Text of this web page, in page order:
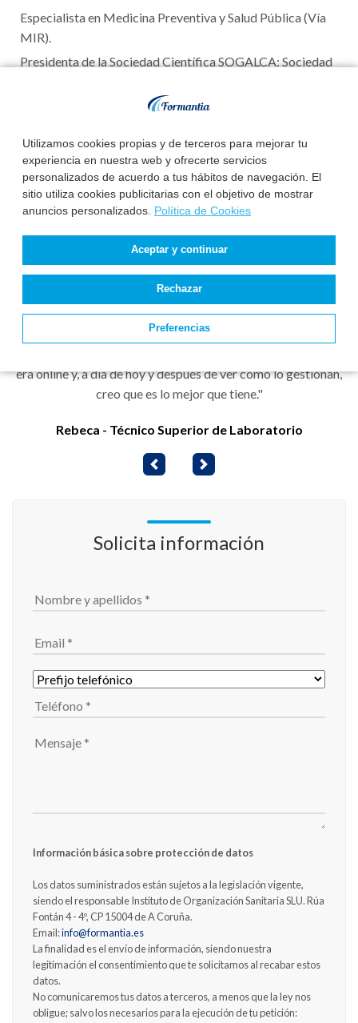
Utilizamos cookies propias y de terceros para mejorar tu
experiencia en nuestra web y ofrecerte servicios
personalizados de acuerdo a tus hábitos de navegación. El
sitio utiliza cookies publicitarias con el objetivo de mostrar
anuncios personalizados. Política de Cookies
Aceptar y continuar
Rechazar
Preferencias
Especialista en Medicina Preventiva y Salud Pública (Vía
MIR).
Presidenta de la Sociedad Científica SOGALCA: Sociedad
Leer más
Testimonios
"Me gusta mucho porque tú marcas tus tiempos y siempre te
solucionan las dudas. Lo que menos me gusta es que algunos
temas son más largos y complicados que otros y requerirían
era online y, a día de hoy y después de ver cómo lo gestionan,
creo que es lo mejor que tiene."
Rebeca - Técnico Superior de Laboratorio
PreviousNext
Solicita información
Información básica sobre protección de datos
Los datos suministrados están sujetos a la legislación vigente,
siendo el responsable Instituto de Organización Sanitaria SLU. Rúa
Fontán 4 - 4º, CP 15004 de A Coruña.
Email:info@formantia.es
La finalidad es el envío de información, siendo nuestra
legitimación el consentimiento que te solicitamos al recabar estos
datos.
No comunicaremos tus datos a terceros, a menos que la ley nos
obligue; salvo los necesarios para la ejecución de tu petición: